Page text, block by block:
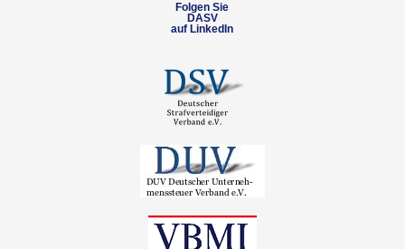
Folgen Sie
DASV
auf LinkedIn